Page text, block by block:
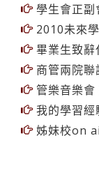
學生會正副
2010未來
畢業生致辭
商管兩院聯
管樂音樂會
我的學習經
姊妹校on